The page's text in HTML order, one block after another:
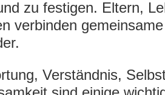
zu festigen. Eltern,
verbinden
Verständnis,